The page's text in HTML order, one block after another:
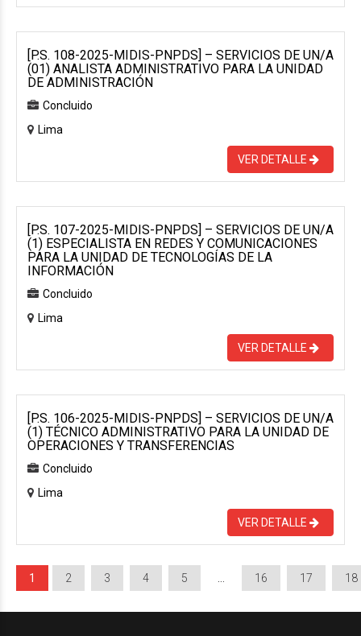
[P.S. 108-2025-MIDIS-PNPDS] – SERVICIOS DE UN/A
(01) ANALISTA ADMINISTRATIVO PARA LA UNIDAD
DE ADMINISTRACIÓN
Concluido
Lima
VER DETALLE
[P.S. 107-2025-MIDIS-PNPDS] – SERVICIOS DE UN/A
(1) ESPECIALISTA EN REDES Y COMUNICACIONES
PARA LA UNIDAD DE TECNOLOGÍAS DE LA
INFORMACIÓN
Concluido
Lima
VER DETALLE
[P.S. 106-2025-MIDIS-PNPDS] – SERVICIOS DE UN/A
(1) TÉCNICO ADMINISTRATIVO PARA LA UNIDAD DE
OPERACIONES Y TRANSFERENCIAS
Concluido
Lima
VER DETALLE
1 2 3 4 5 16 17 18